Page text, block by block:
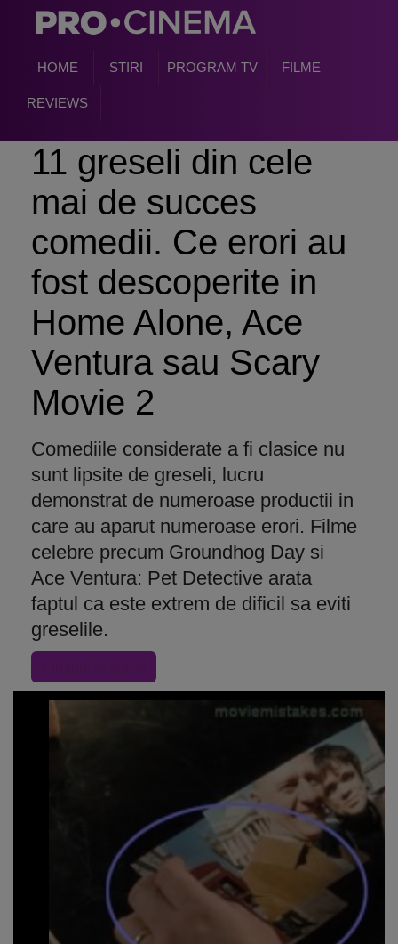
HOME STIRI PROGRAM TV FILME
REVIEWS
11 greseli din cele
mai de succes
comedii. Ce erori au
fost descoperite in
Home Alone, Ace
Ventura sau Scary
Movie 2
Comediile considerate a fi clasice nu
sunt lipsite de greseli, lucru
demonstrat de numeroase productii in
care au aparut numeroase erori. Filme
celebre precum Groundhog Day si
Ace Ventura: Pet Detective arata
faptul ca este extrem de dificil sa eviti
greselile.